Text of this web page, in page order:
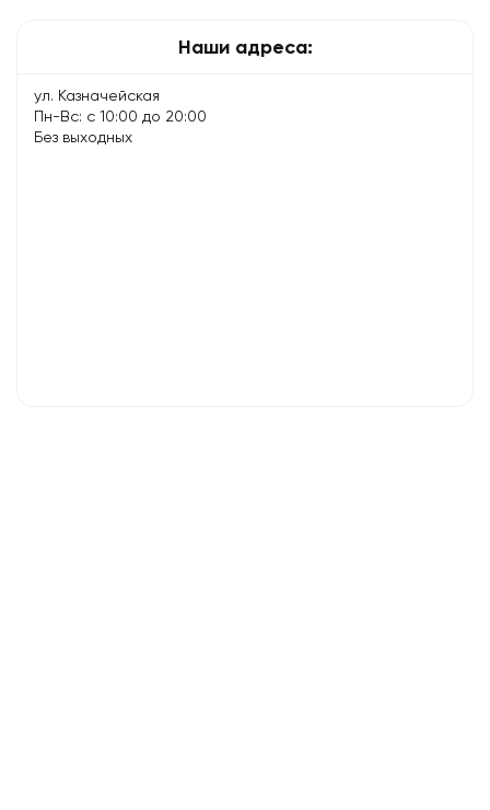
Наши адреса:
ул. Казначейская
Пн-Вс: с 10:00 до 20:00
Без выходных